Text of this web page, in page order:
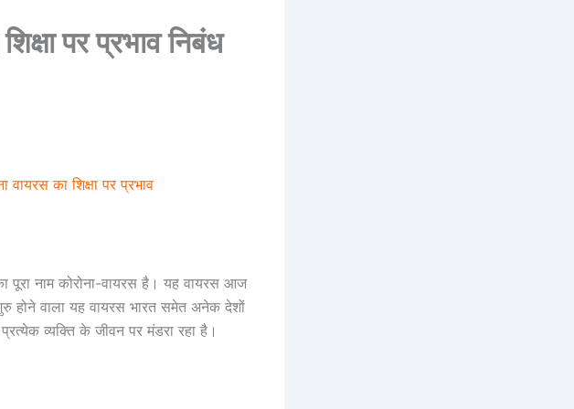
पर प्रभाव निबंध
वायरस का शिक्षा पर प्रभाव
नाम कोरोना-वायरस है। यह वायरस आज
होने वाला यह वायरस भारत समेत अनेक देशों
व्यक्ति के जीवन पर मंडरा रहा है।